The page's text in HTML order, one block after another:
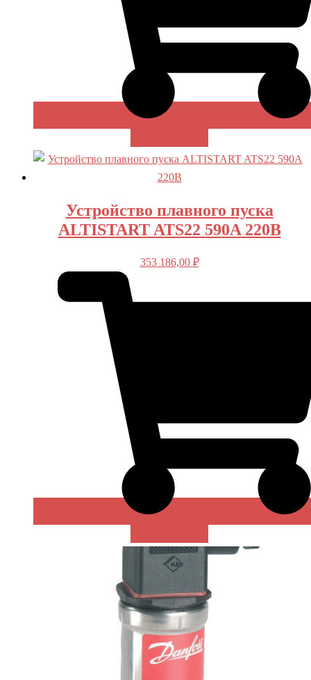
Устройство плавного пуска
ALTISTART ATS22 590A 220В
353 186,00 ₽